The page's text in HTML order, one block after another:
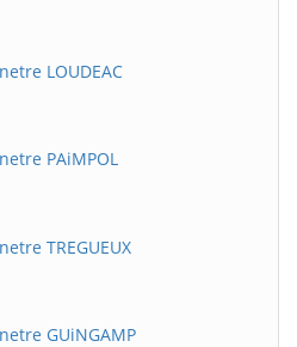
LOUDEAC
PAiMPOL
TREGUEUX
GUiNGAMP